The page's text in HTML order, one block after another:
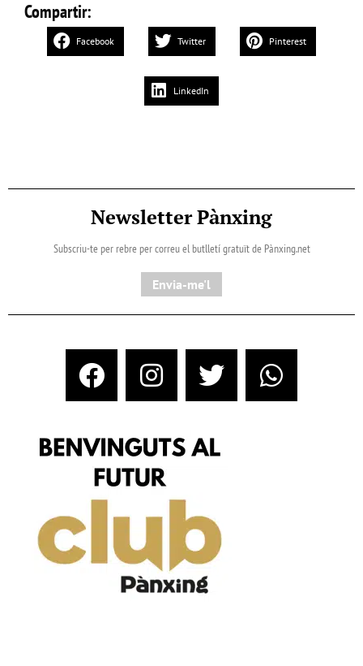
Compartir:
Facebook Twitter Pinterest
LinkedIn
Newsletter Pànxing
Subscriu-te per rebre per correu el butlletí gratuït de Pànxing.net​
Envia-me'l